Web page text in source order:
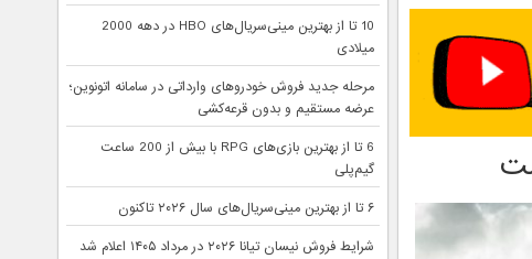
10 تا از بهترین مینی‌سریال‌های HBO در دهه 2000
میلادی
مرحله جدید فروش خودروهای وارداتی در سامانه اتونوین؛
عرضه مستقیم و بدون قرعه‌کشی
6 تا از بهترین بازی‌های RPG با بیش از 200 ساعت
گیم‌پلی
۶ تا از بهترین مینی‌سریال‌های سال ۲۰۲۶ تاکنون
شرایط فروش نیسان تیانا ۲۰۲۶ در مرداد ۱۴۰۵ اعلام شد